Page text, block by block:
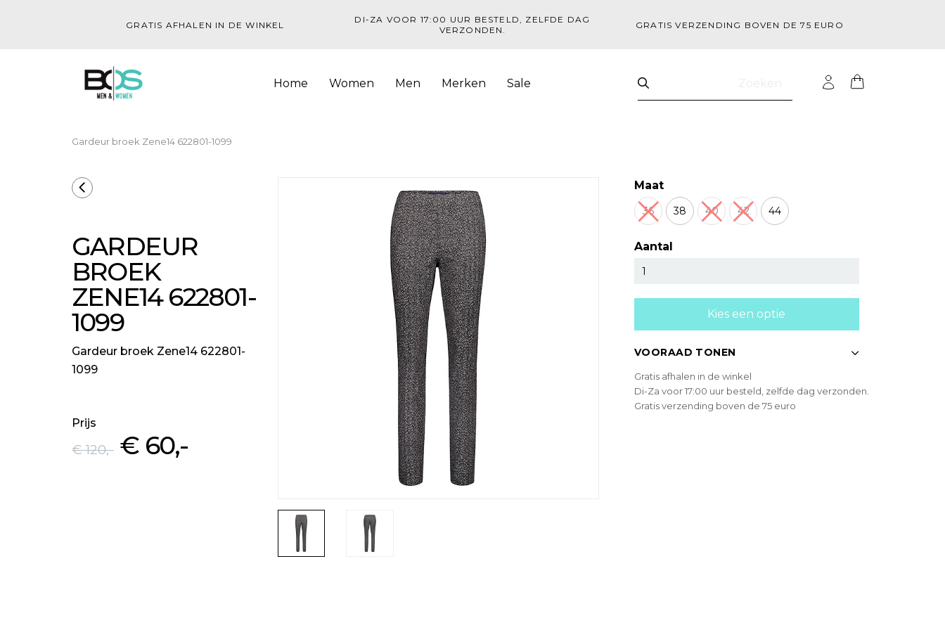
GRATIS AFHALEN IN DE WINKEL
DI-ZA VOOR 17:00 UUR BESTELD, ZELFDE DAG
VERZONDEN.
GRATIS VERZENDING BOVEN DE 75 EURO
Home Women Men Merken Sale
Gardeur broek Zene14 622801-1099
GARDEUR
BROEK
ZENE14 622801-
1099
Gardeur broek Zene14 622801-
1099
Prijs
€ 120,- € 60,-
Maat
36 38 40 42 44
Aantal
Kies een optie
VOORAAD TONEN
Gratis afhalen in de winkel
Di-Za voor 17:00 uur besteld, zelfde dag verzonden.
Gratis verzending boven de 75 euro